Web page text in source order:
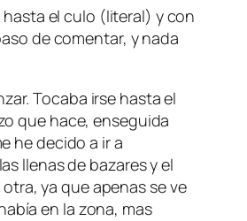
el culo (literal) y con
de comentar, y nada
Tocaba irse hasta el
que hace, enseguida
he decido a ir a
llenas de bazares y el
ya que apenas se ve
en la zona, mas